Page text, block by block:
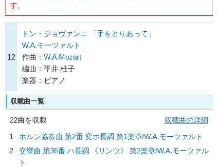
す。
12
ドン・ジョヴァンニ 「手をとりあって」
W.A.モーツァルト
作曲： W.A.Mozart
編曲：平井 桂子
楽器：ピアノ
収載曲一覧
22曲を収載
収載曲の詳細
1
ホルン協奏曲 第2番 変ホ長調 第1楽章/W.A.モーツァルト
2
交響曲 第36番 ハ長調 《リンツ》 第2楽章/W.A.モーツァル
ト